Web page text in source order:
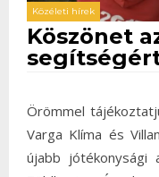
Közéleti hírek
Köszönet
Örömmel
Varga Klíma és
újabb jótékonysági